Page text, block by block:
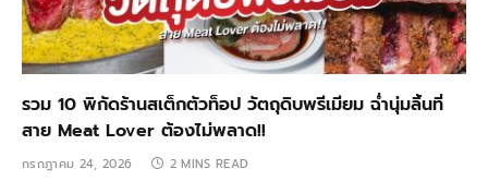
รวม 10 พิกัดร้านสเต็กตัวท็อป วัตถุดิบพรีเมียม ฉ่ำนุ่มลิ้นที่
สาย Meat Lover ต้องไม่พลาด!!
กรกฎาคม 24, 2026 2 MINS READ